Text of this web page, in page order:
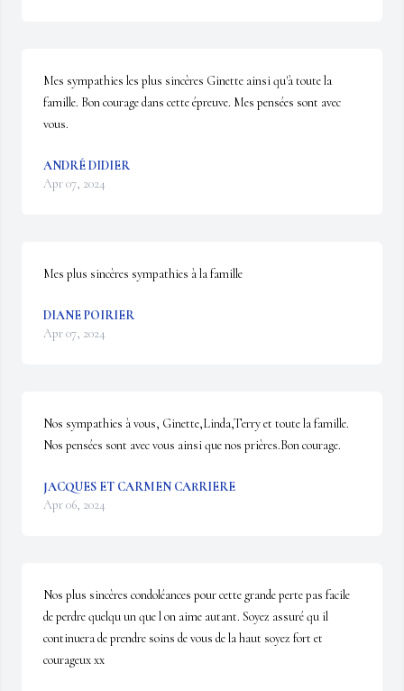
Mes sympathies les plus sincères Ginette ainsi qu'à toute la
famille. Bon courage dans cette épreuve. Mes pensées sont avec
vous.
ANDRÉ DIDIER
Apr 07, 2024
Mes plus sincères sympathies à la famille
DIANE POIRIER
Apr 07, 2024
Nos sympathies à vous, Ginette,Linda,Terry et toute la famille.
Nos pensées sont avec vous ainsi que nos prières.Bon courage.
JACQUES ET CARMEN CARRIERE
Apr 06, 2024
Nos plus sincères condoléances pour cette grande perte pas facile
de perdre quelqu un que l on aime autant. Soyez assuré qu il
continuera de prendre soins de vous de la haut soyez fort et
courageux xx